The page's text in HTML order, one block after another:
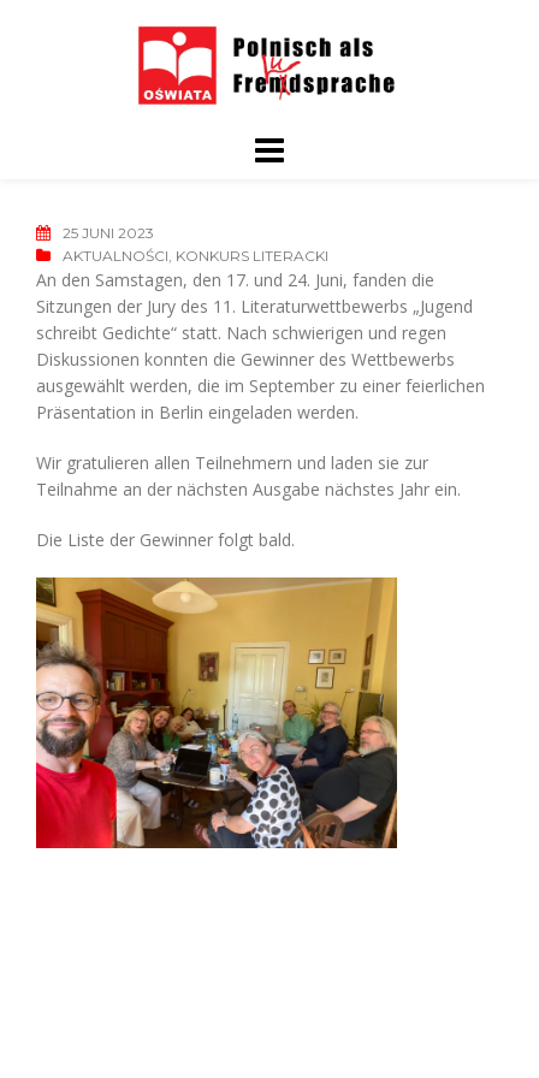
25 JUNI 2023
AKTUALNOŚCI, KONKURS LITERACKI
An den Samstagen, den 17. und 24. Juni, fanden die
Sitzungen der Jury des 11. Literaturwettbewerbs „Jugend
schreibt Gedichte“ statt. Nach schwierigen und regen
Diskussionen konnten die Gewinner des Wettbewerbs
ausgewählt werden, die im September zu einer feierlichen
Präsentation in Berlin eingeladen werden.
Wir gratulieren allen Teilnehmern und laden sie zur
Teilnahme an der nächsten Ausgabe nächstes Jahr ein.
Die Liste der Gewinner folgt bald.